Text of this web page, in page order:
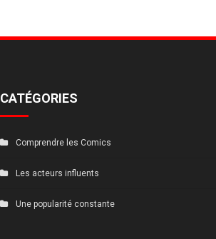
CATÉGORIES
Comprendre les Comics
Les acteurs influents
Une popularité constante